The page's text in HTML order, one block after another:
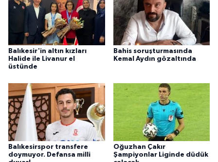
Balıkesir'in altın kızları
Halide ile Livanur el
üstünde
Bahis soruşturmasında
Kemal Aydın gözaltında
Balıkesirspor transfere
doymuyor. Defansa milli
Oğuzhan Çakır
Şampiyonlar Liginde düdük